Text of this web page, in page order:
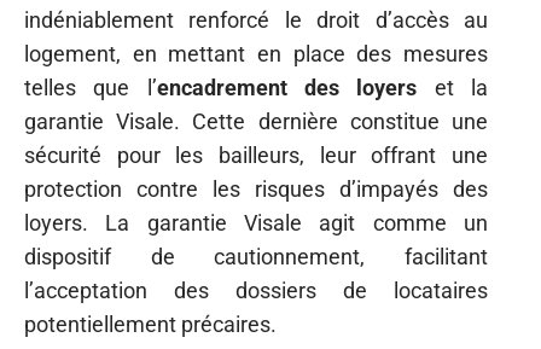
indéniablement renforcé le droit d’accès au
logement, en mettant en place des mesures
telles que l’encadrement des loyers et la
garantie Visale. Cette dernière constitue une
sécurité pour les bailleurs, leur offrant une
protection contre les risques d’impayés des
loyers. La garantie Visale agit comme un
dispositif de cautionnement, facilitant
l’acceptation des dossiers de locataires
potentiellement précaires.